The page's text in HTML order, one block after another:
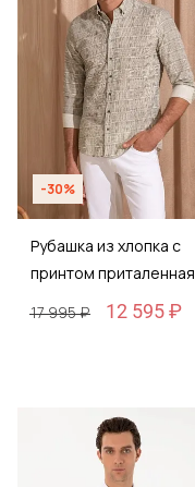
-30%
Рубашка из хлопка с
принтом приталенная
17 995 ₽
12 595 ₽